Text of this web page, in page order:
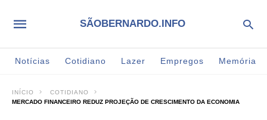
SÃOBERNARDO.INFO
Notícias Cotidiano Lazer Empregos Memória
INÍCIO
COTIDIANO
MERCADO FINANCEIRO REDUZ PROJEÇÃO DE CRESCIMENTO DA ECONOMIA